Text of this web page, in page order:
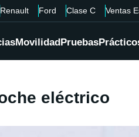
Renault Ford Clase C Ventas
MovilidadPruebas
eléctrico